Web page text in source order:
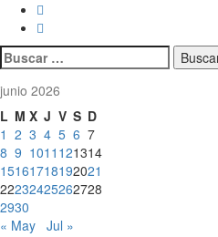
Buscar:
junio 2026
L M X J V S D
1 2 3 4 5 6 7
8 9 1011 121314
15161718192021
22232425262728
2930
« May Jul »